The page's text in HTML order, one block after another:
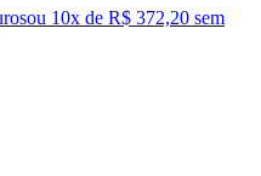
ou 10x de R$ 372,20 sem